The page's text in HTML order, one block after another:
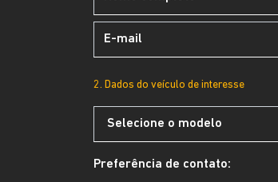
2. Dados do veículo de interesse
Preferência de contato: